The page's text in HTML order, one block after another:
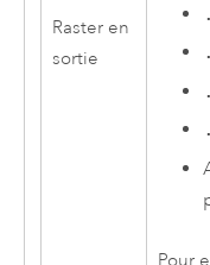
Raster en
sortie